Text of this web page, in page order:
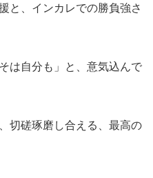
と、インカレでの勝負強さ
は自分も」と、意気込んで
切磋琢磨し合える、最高の